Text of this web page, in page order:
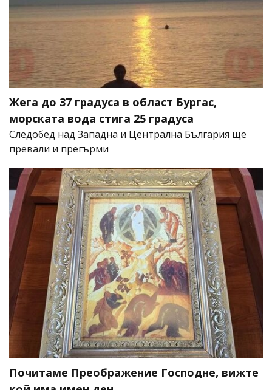
Жега до 37 градуса в област Бургас,
морската вода стига 25 градуса
Следобед над Западна и Централна България ще
превали и прегърми
Почитаме Преображение Господне, вижте